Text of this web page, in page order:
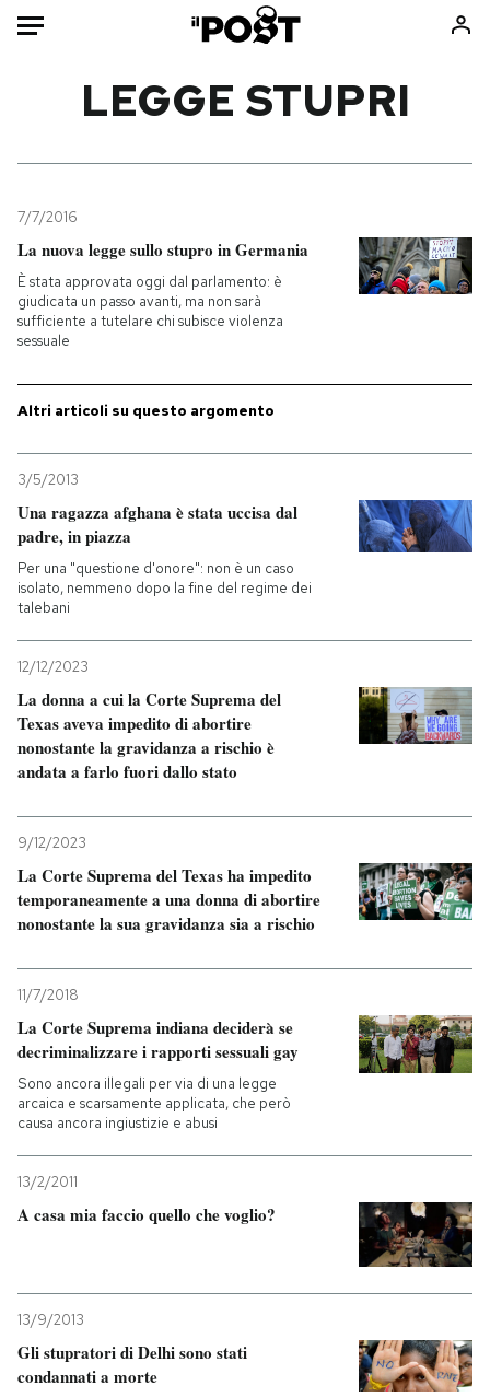
Mondo
Politica
Tecnologia
Internet
Economia
Consumismi
Storie/Idee
PODCAST
NEWSLETTER
I MIEI PREFERITI
SHOP
CALENDARIO
AREA PERSONALE
LEGGE STUPRI
7/7/2016
La nuova legge sullo stupro in Germania
È stata approvata oggi dal parlamento: è
giudicata un passo avanti, ma non sarà
sufficiente a tutelare chi subisce violenza
sessuale
Altri articoli su questo argomento
3/5/2013
Una ragazza afghana è stata uccisa dal
padre, in piazza
Per una "questione d'onore": non è un caso
isolato, nemmeno dopo la fine del regime dei
talebani
12/12/2023
La donna a cui la Corte Suprema del
Texas aveva impedito di abortire
nonostante la gravidanza a rischio è
andata a farlo fuori dallo stato
9/12/2023
La Corte Suprema del Texas ha impedito
temporaneamente a una donna di abortire
nonostante la sua gravidanza sia a rischio
11/7/2018
La Corte Suprema indiana deciderà se
decriminalizzare i rapporti sessuali gay
Sono ancora illegali per via di una legge
arcaica e scarsamente applicata, che però
causa ancora ingiustizie e abusi
13/2/2011
A casa mia faccio quello che voglio?
13/9/2013
Gli stupratori di Delhi sono stati
condannati a morte